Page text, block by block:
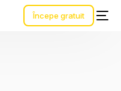
Începe gratuit